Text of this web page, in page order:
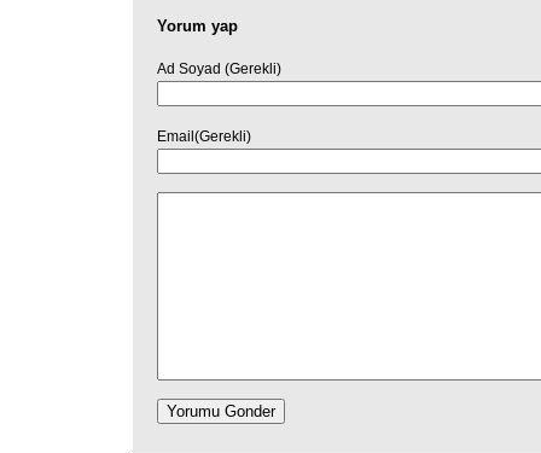
Yorum yap
Ad Soyad (Gerekli)
Email(Gerekli)